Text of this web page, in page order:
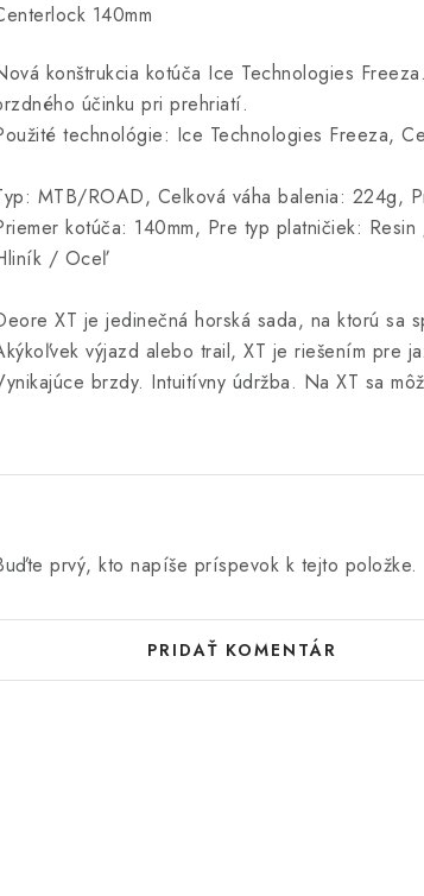
140mm
konštrukcia kotúča Ice Technologies
účinku pri prehriatí.
technológie: Ice Technologies Freeza,
MTB/ROAD, Celková váha balenia: 224g,
kotúča: 140mm, Pre typ platničiek:
/ Oceľ
XT je jedinečná horská sada, na ktorú sa
výjazd alebo trail, XT je riešením pre
brzdy. Intuitívny údržba. Na XT sa
prvý, kto napíše príspevok k tejto položke.
PRIDAŤ KOMENTÁR